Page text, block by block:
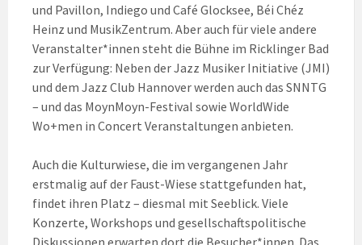
und Pavillon, Indiego und Café Glocksee, Béi Chéz
Heinz und MusikZentrum. Aber auch für viele andere
Veranstalter*innen steht die Bühne im Ricklinger Bad
zur Verfügung: Neben der Jazz Musiker Initiative (JMI)
und dem Jazz Club Hannover werden auch das SNNTG
– und das MoynMoyn-Festival sowie WorldWide
Wo+men in Concert Veranstaltungen anbieten.
Auch die Kulturwiese, die im vergangenen Jahr
erstmalig auf der Faust-Wiese stattgefunden hat,
findet ihren Platz – diesmal mit Seeblick. Viele
Konzerte, Workshops und gesellschaftspolitische
Diskussionen erwarten dort die Besucher*innen. Das